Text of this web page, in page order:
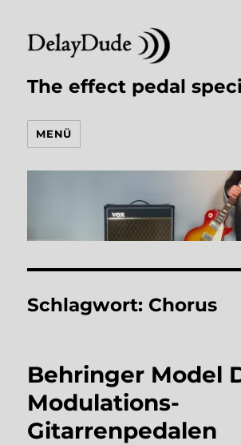
The effect pedal
MENÜ
Schlagwort: Chorus
Behringer Model
Modulations-
Gitarrenpedalen